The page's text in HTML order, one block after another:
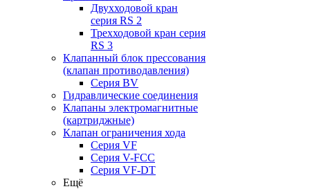
Двухходовой кран
серия RS 2
Трехходовой кран серия
RS 3
Клапанный блок прессования
(клапан противодавления)
Серия BV
Гидравлические соединения
Клапаны электромагнитные
(картриджные)
Клапан ограничения хода
Серия VF
Серия V-FCC
Серия VF-DT
Ещё